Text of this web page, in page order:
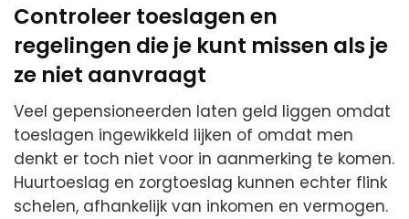
Controleer toeslagen en
regelingen die je kunt missen als je
ze niet aanvraagt
Veel gepensioneerden laten geld liggen omdat
toeslagen ingewikkeld lijken of omdat men
denkt er toch niet voor in aanmerking te komen.
Huurtoeslag en zorgtoeslag kunnen echter flink
schelen, afhankelijk van inkomen en vermogen.